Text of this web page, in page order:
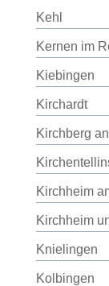
Kehl
Kernen im
Kiebingen
Kirchardt
Kirchberg
Kirchheim
Kirchheim
Knielingen
Kolbingen